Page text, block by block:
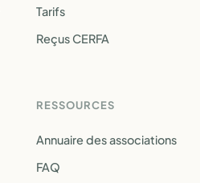
Tarifs
Reçus CERFA
RESSOURCES
Annuaire des associations
FAQ